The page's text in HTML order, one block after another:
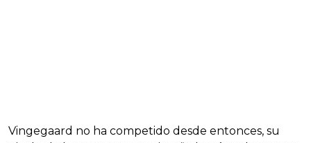
Vingegaard no ha competido desde entonces, su